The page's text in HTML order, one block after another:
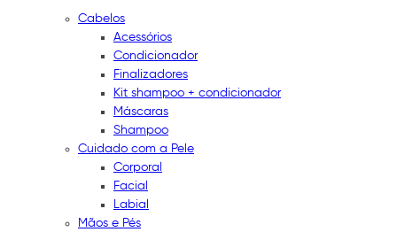
Cabelos
Acessórios
Condicionador
Finalizadores
Kit shampoo + condicionador
Máscaras
Shampoo
Cuidado com a Pele
Corporal
Facial
Labial
Mãos e Pés